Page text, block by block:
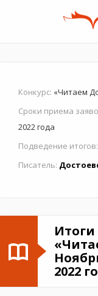
Конкурс: «Читаем
Сроки приема
2022 года
Подведение итогов:
Писатель:
Итоги
2022